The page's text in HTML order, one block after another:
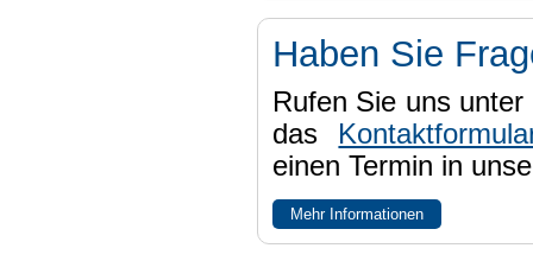
Haben Sie
Rufen Sie uns
das
einen Termin in
Mehr Informationen